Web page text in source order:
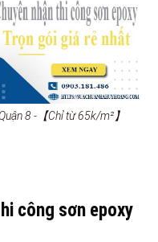
8 -【Chỉ từ 65k/m²】
công sơn epoxy